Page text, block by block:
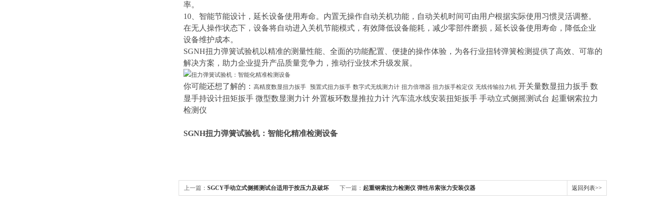
率。
10、 智能节能设计，延长设备使用寿命。内置无操作自动关机功能，自动关机时间可由用户根据实际使用习惯灵活调整。
在无人操作状态下，设备将自动进入关机节能模式，有效降低设备能耗，减少零部件磨损，延长设备使用寿命，降低企业
设备维护成本。
SGNH扭力弹簧试验机以精准的测量性能、全面的功能配置、便捷的操作体验，为各行业扭转弹簧检测提供了高效、可靠的
解决方案，助力企业提升产品质量竞争力，推动行业技术升级发展。
你可能还想了解的： 高精度数显扭力扳手 预置式扭力扳手 数字式无线测力计 扭力倍增器 扭力扳手检定仪 无线传输拉力机 开关量数显扭力扳手 数
显手持设计扭矩扳手 微型数显测力计 外置板环数显推拉力计 汽车流水线安装扭矩扳手 手动立式侧摇测试台 起重钢索拉力
检测仪
SGNH扭力弹簧试验机：智能化精准检测设备
上一篇： SGCY手动立式侧摇测试台适用于按压力及破坏 下一篇： 起重钢索拉力检测仪 弹性吊索张力安装仪器 返回列表>>